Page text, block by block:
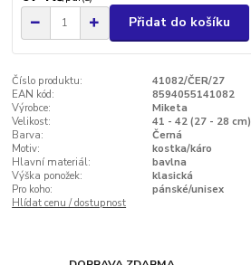
Přidat do košíku
Číslo produktu:
41082/ČER/27
EAN kód:
8594055141082
Výrobce:
Miketa
Velikost:
41 - 42 (27 - 28 cm)
Barva:
Černá
Motiv:
kostka/káro
Hlavní materiál:
bavlna
Výška ponožek:
klasická
Pro koho:
pánské/unisex
Hlídat cenu / dostupnost